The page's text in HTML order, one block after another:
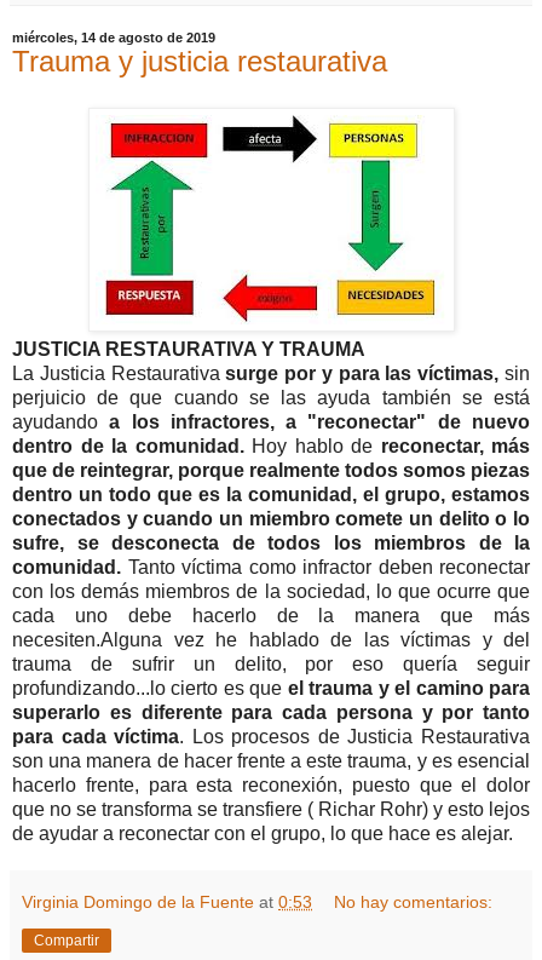
miércoles, 14 de agosto de 2019
Trauma y justicia restaurativa
JUSTICIA RESTAURATIVA Y TRAUMA
La Justicia Restaurativasurge por y para las víctimas, sin
perjuicio de que cuando se las ayuda también se está
ayudandoa los infractores, a "reconectar" de nuevo
dentro de la comunidad. Hoy hablo de reconectar, más
que de reintegrar, porque realmente todos somos piezas
dentro un todo que es la comunidad, el grupo, estamos
conectados y cuando un miembro comete un delito o lo
sufre, se desconecta de todos los miembros de la
comunidad. Tanto víctima como infractor deben reconectar
con los demás miembros de la sociedad, lo que ocurre que
cada uno debe hacerlo de la manera que más
necesiten.Alguna vez he hablado de las víctimas y del
trauma de sufrir un delito, por eso quería seguir
profundizando...lo cierto es que el trauma y el camino para
superarlo es diferente para cada persona y por tanto
para cada víctima. Los procesos de Justicia Restaurativa
son una manera de hacer frente a este trauma, y es esencial
hacerlo frente, para esta reconexión, puesto que el dolor
que no se transforma se transfiere ( Richar Rohr) y esto lejos
de ayudar a reconectar con el grupo, lo que hace es alejar.
Virginia Domingo de la Fuente at 0:53 No hay comentarios:
Compartir